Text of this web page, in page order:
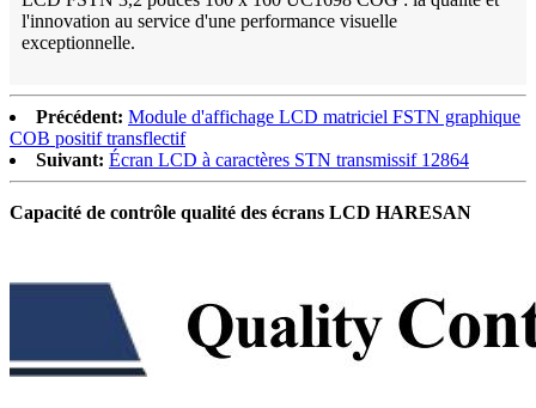
l'innovation au service d'une performance visuelle
exceptionnelle.
Précédent: Module d'affichage LCD matriciel FSTN graphique
COB positif transflectif
Suivant: Écran LCD à caractères STN transmissif 12864
Capacité de contrôle qualité des écrans LCD HARESAN